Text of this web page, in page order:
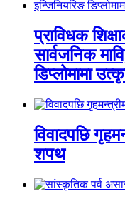
प्राविधक
सार्वजनिक
डिप्लोमामा
विवादपछि
शपथ